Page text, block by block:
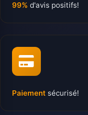
99% d'avis positifs!
Paiement sécurisé!